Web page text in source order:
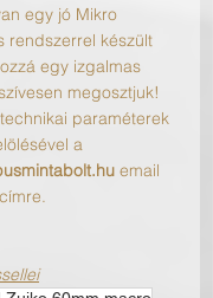
egy jó Mikro
rendszerrel készült
egy izgalmas
megosztjuk!
paraméterek
a
email
címre.